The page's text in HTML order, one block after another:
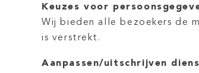
Keuzes voor
Wij bieden alle bezoekers de
is verstrekt.
Aanpassen/uitschrijven